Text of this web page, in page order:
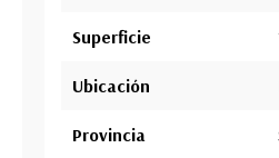
Superficie
Ubicación
Provincia